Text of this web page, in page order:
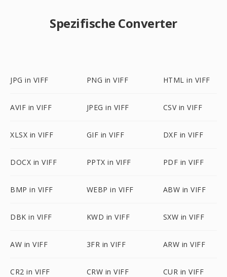
Spezifische Converter
JPG in VIFF PNG in VIFF HTML in VIFF
AVIF in VIFF JPEG in VIFF CSV in VIFF
XLSX in VIFF GIF in VIFF DXF in VIFF
DOCX in VIFF PPTX in VIFF PDF in VIFF
BMP in VIFF WEBP in VIFF ABW in VIFF
DBK in VIFF KWD in VIFF SXW in VIFF
AW in VIFF 3FR in VIFF ARW in VIFF
CR2 in VIFF CRW in VIFF CUR in VIFF